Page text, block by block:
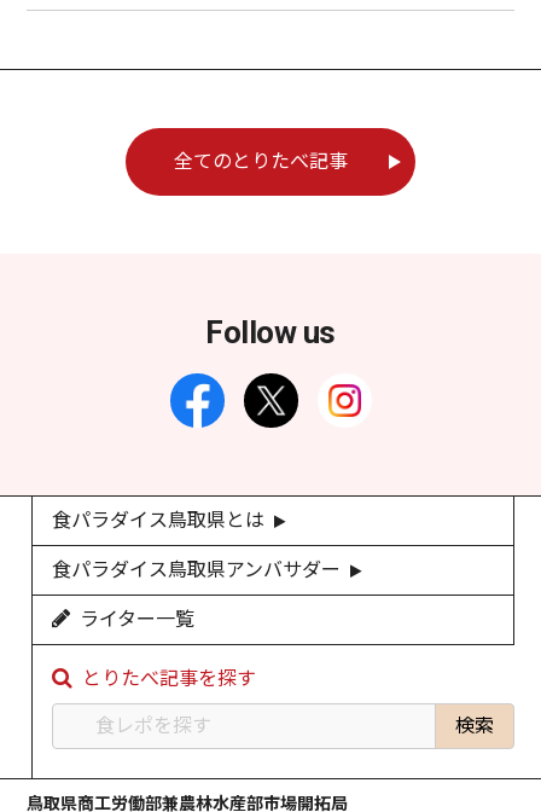
全てのとりたべ記事
Follow us
食パラダイス鳥取県とは
食パラダイス鳥取県アンバサダー
ライター一覧
とりたべ記事を探す
鳥取県商工労働部兼農林水産部市場開拓局